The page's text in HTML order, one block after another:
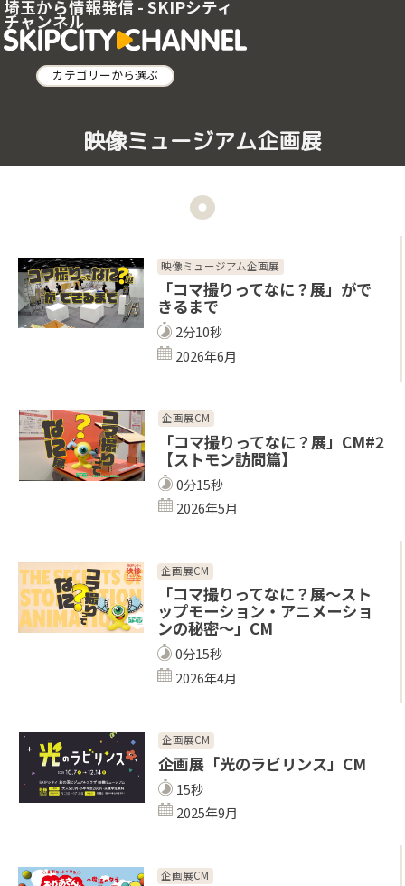
埼玉から情報発信 - SKIPシティ
チャンネル
カテゴリーから選ぶ
映像ミュージアム企画展
映像ミュージアム企画展
「コマ撮りってなに？展」がで
きるまで
2分10秒
2026年6月
企画展CM
「コマ撮りってなに？展」CM#2
【ストモン訪問篇】
0分15秒
2026年5月
企画展CM
「コマ撮りってなに？展～スト
ップモーション・アニメーショ
ンの秘密～」CM
0分15秒
2026年4月
企画展CM
企画展「光のラビリンス」CM
15秒
2025年9月
企画展CM